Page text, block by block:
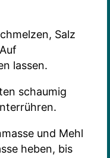
Salz
lassen.
schaumig
und Mehl
heben, bis